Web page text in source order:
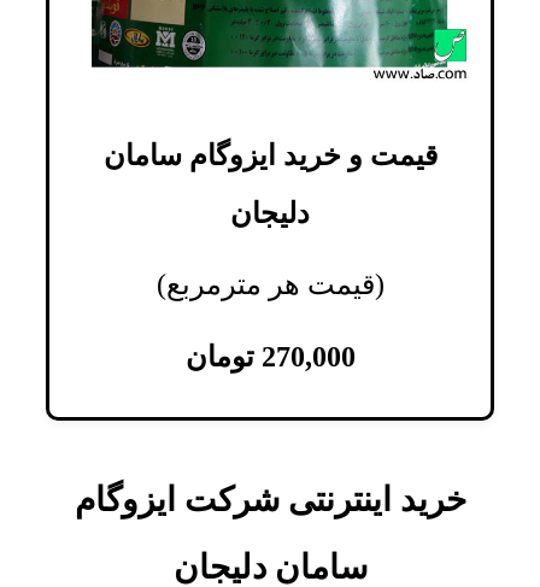
قیمت و خرید ایزوگام سامان
دلیجان
(قیمت هر مترمربع)
270,000 تومان
خرید اینترنتی شرکت ایزوگام
سامان دلیجان